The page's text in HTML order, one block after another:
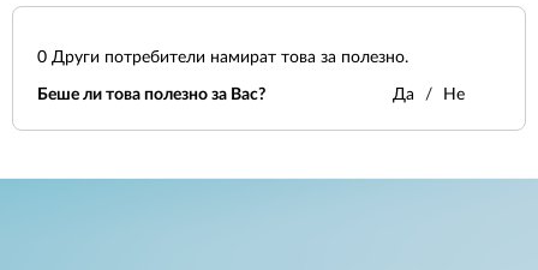
0 Други потребители намират това за полезно.
Беше ли това полезно за Вас? Да Не